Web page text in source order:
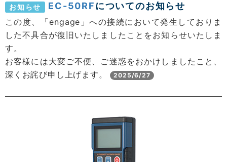
お知らせ EC-50RFについてのお知らせ
この度、「engage」への接続において発生しておりま
した不具合が復旧いたしましたことをお知らせいたしま
す。
お客様には大変ご不便、ご迷惑をおかけしましたこと、
深くお詫び申し上げます。 2025/6/27